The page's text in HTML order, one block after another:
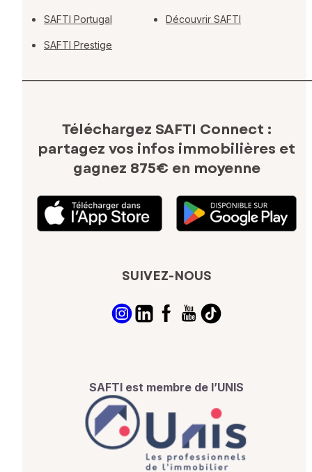
SAFTI Portugal
SAFTI Prestige
Découvrir SAFTI
Téléchargez SAFTI Connect :
partagez vos infos immobilières et
gagnez 875€ en moyenne
SUIVEZ-NOUS
SAFTI est membre de l’UNIS